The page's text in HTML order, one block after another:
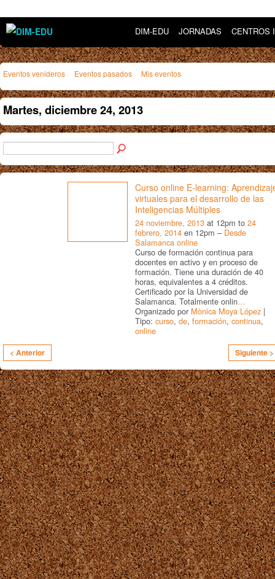
DIM-EDU JORNADAS CENTROS
Eventos venideros Eventos pasados Mis eventos
Martes, diciembre 24, 2013
Curso online E-learning:
virtuales para el desarrollo de las
Inteligencias Múltiples
24 noviembre, 2013 at 12pm to 24
febrero, 2014 en 12pm – Desde
Salamanca online
Curso de formación continua para
docentes en activo y en proceso de
formación. Tiene una duración de 40
horas, equivalentes a 4 créditos.
Certificado por la Universidad de
Salamanca. Totalmente onlin…
Organizado por Mònica Moya López |
Tipo: curso, de, formación, continua,
online
< Anterior Siguiente >